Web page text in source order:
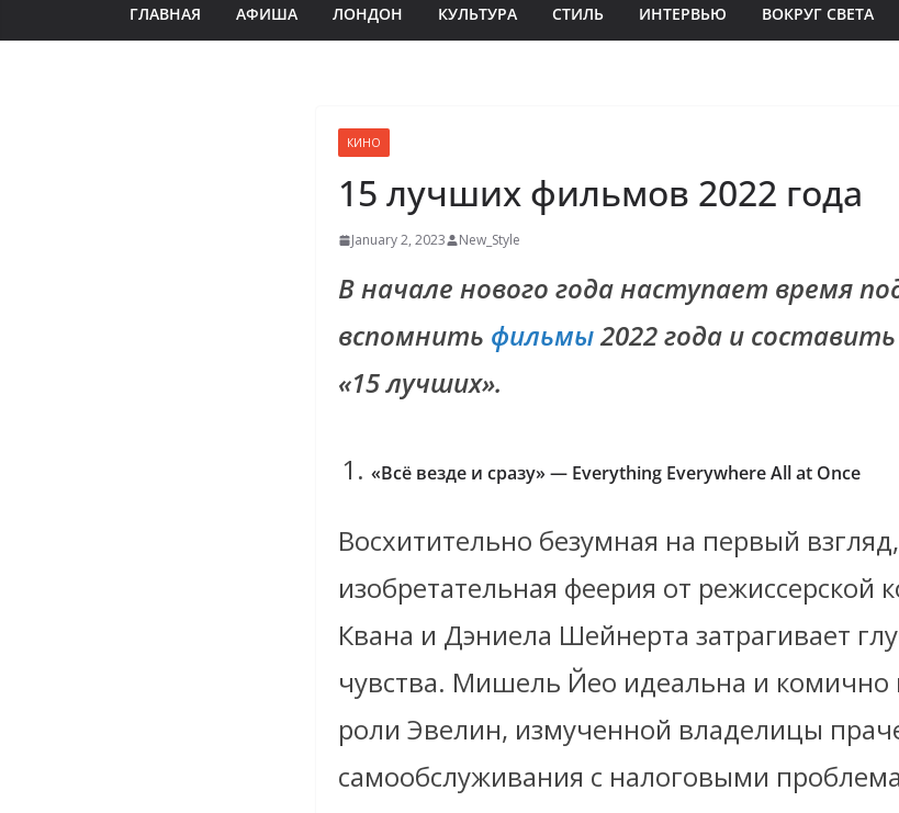
ГЛАВНАЯ АФИША ЛОНДОН КУЛЬТУРА СТИЛЬ ИНТЕРВЬЮ ВОКРУГ СВЕТА
КИНО
15 лучших фильмов 2022 года
January 2, 2023 New_Style
В начале нового года наступает время
вспомнить фильмы2022 года и
«15 лучших».
«Всё везде и сразу» — Everything Everywhere All at Once
Восхитительно безумная на первый взгляд,
изобретательная феерия от режиссерской
Квана и Дэниела Шейнерта затрагивает
чувства. Мишель Йео идеальна и
роли Эвелин, измученной владелицы
самообслуживания с налоговыми